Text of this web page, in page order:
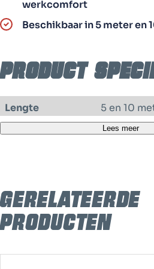
werkcomfort
Beschikbaar in 5 meter en
Product
Lengte
5 en 10
Materiaal
PU-
Buiten Ø
12 mm
Inclusief
Euro
+
Lees meer
Gerelateerde
producten